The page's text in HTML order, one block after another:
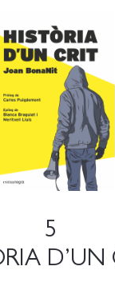
5
D’UN